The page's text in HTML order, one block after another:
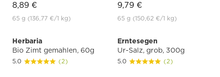
8,89 €
65 g (136,77 €/1 kg)
9,79 €
65 g (150,62 €/1 kg)
Herbaria
Bio Zimt gemahlen, 60g
5.0 (2)
Erntesegen
Ur-Salz, grob, 300g
5.0 (2)